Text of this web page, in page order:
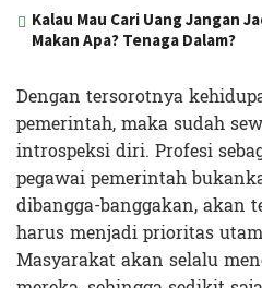
Kalau Mau Cari Uang Jangan
Makan Apa? Tenaga Dalam?
Dengan tersorotnya
pemerintah, maka sudah
introspeksi diri. Profesi
pegawai pemerintah
dibangga-banggakan, akan
harus menjadi prioritas
Masyarakat akan selalu